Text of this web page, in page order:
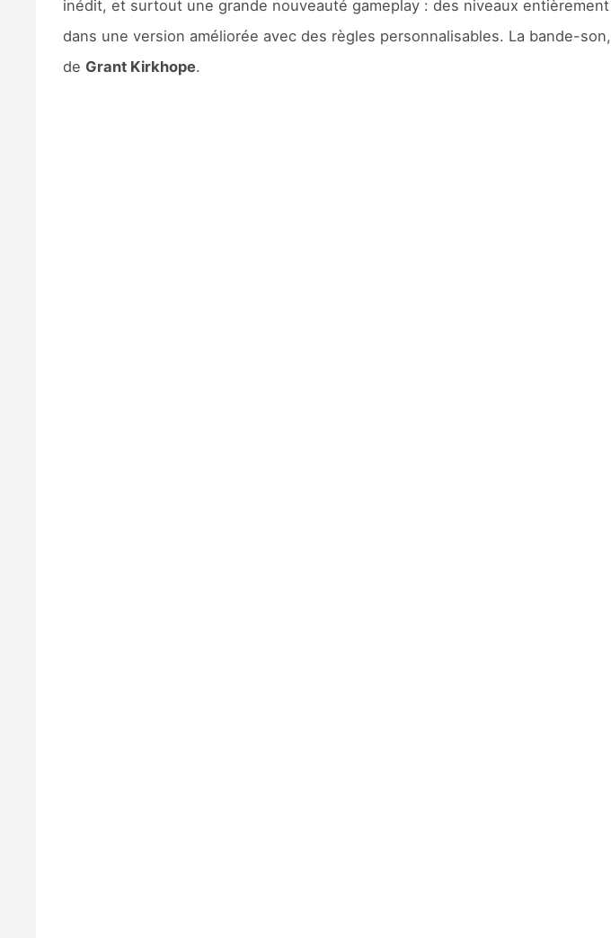
inédit, et surtout une grande nouveauté gameplay : des niveaux
dans une version améliorée avec des règles personnalisables. La bande-
de Grant Kirkhope.